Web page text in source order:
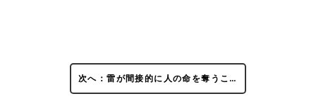
次へ：雷が間接的に人の命を奪うこ…